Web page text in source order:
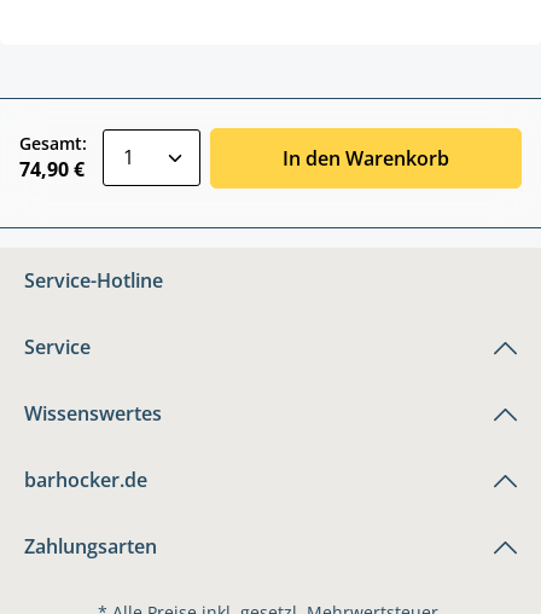
Gesamt:
74,90 € In den Warenkorb
Service-Hotline
Service
Wissenswertes
barhocker.de
Zahlungsarten